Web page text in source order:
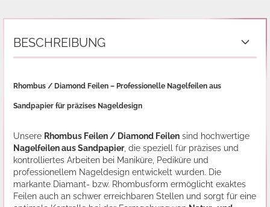
BESCHREIBUNG
Rhombus / Diamond Feilen – Professionelle Nagelfeilen aus
Sandpapier für präzises Nageldesign
Unsere Rhombus Feilen / Diamond Feilen sind hochwertige
Nagelfeilen aus Sandpapier, die speziell für präzises und
kontrolliertes Arbeiten bei Maniküre, Pediküre und
professionellem Nageldesign entwickelt wurden. Die
markante Diamant- bzw. Rhombusform ermöglicht exaktes
Feilen auch an schwer erreichbaren Stellen und sorgt für eine